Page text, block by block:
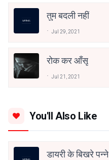
तुम बदली नहीं
Jul 29, 2021
रोक कर आँसू
Jul 21, 2021
You'll Also Like
डायरी के बिखरे पन्ने